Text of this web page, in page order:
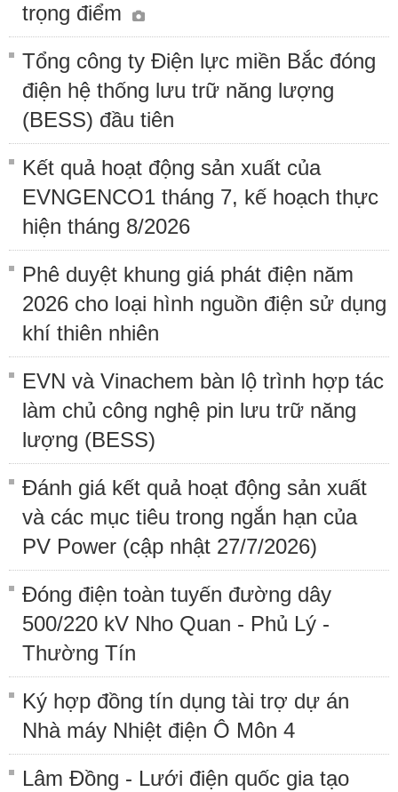
trọng điểm
Tổng công ty Điện lực miền Bắc đóng
điện hệ thống lưu trữ năng lượng
(BESS) đầu tiên
Kết quả hoạt động sản xuất của
EVNGENCO1 tháng 7, kế hoạch thực
hiện tháng 8/2026
Phê duyệt khung giá phát điện năm
2026 cho loại hình nguồn điện sử dụng
khí thiên nhiên
EVN và Vinachem bàn lộ trình hợp tác
làm chủ công nghệ pin lưu trữ năng
lượng (BESS)
Đánh giá kết quả hoạt động sản xuất
và các mục tiêu trong ngắn hạn của
PV Power (cập nhật 27/7/2026)
Đóng điện toàn tuyến đường dây
500/220 kV Nho Quan - Phủ Lý -
Thường Tín
Ký hợp đồng tín dụng tài trợ dự án
Nhà máy Nhiệt điện Ô Môn 4
Lâm Đồng - Lưới điện quốc gia tạo